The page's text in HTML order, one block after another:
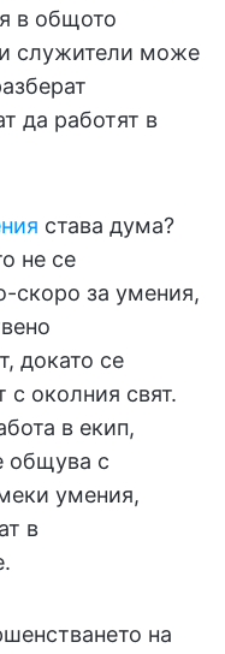
в общото
служители може
да работят в
става дума?
не се
скоро за умения,
докато се
с околния свят.
в екип,
общува с
умения,
в
на